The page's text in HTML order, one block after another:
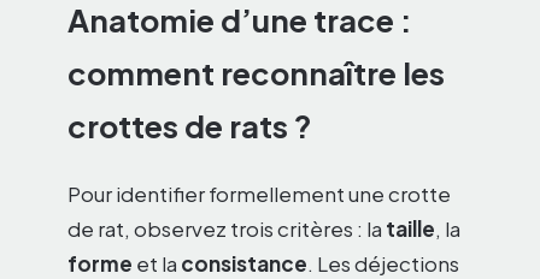
Anatomie d’une trace :
comment reconnaître les
crottes de rats ?
Pour identifier formellement une crotte
de rat, observez trois critères : la taille, la
forme et la consistance. Les déjections